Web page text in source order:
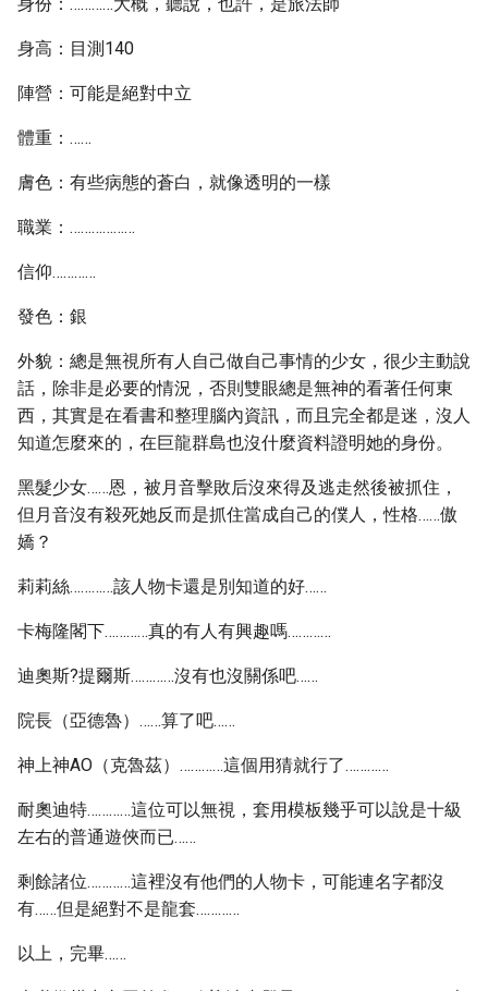
身高：目測140
陣營：可能是絕對中立
體重：……
膚色：有些病態的蒼白，就像透明的一樣
職業：………………
信仰…………
發色：銀
外貌：總是無視所有人自己做自己事情的少女，很少主動說
話，除非是必要的情況，否則雙眼總是無神的看著任何東
西，其實是在看書和整理腦內資訊，而且完全都是迷，沒人
知道怎麼來的，在巨龍群島也沒什麼資料證明她的身份。
黑髮少女……恩，被月音擊敗后沒來得及逃走然後被抓住，
但月音沒有殺死她反而是抓住當成自己的僕人，性格……傲
嬌？
莉莉絲…………該人物卡還是別知道的好……
卡梅隆閣下…………真的有人有興趣嗎…………
迪奧斯?提爾斯…………沒有也沒關係吧……
院長（亞德魯）……算了吧……
神上神AO（克魯茲）…………這個用猜就行了…………
耐奧迪特…………這位可以無視，套用模板幾乎可以說是十級
左右的普通遊俠而已……
剩餘諸位…………這裡沒有他們的人物卡，可能連名字都沒
有……但是絕對不是龍套…………
以上，完畢……